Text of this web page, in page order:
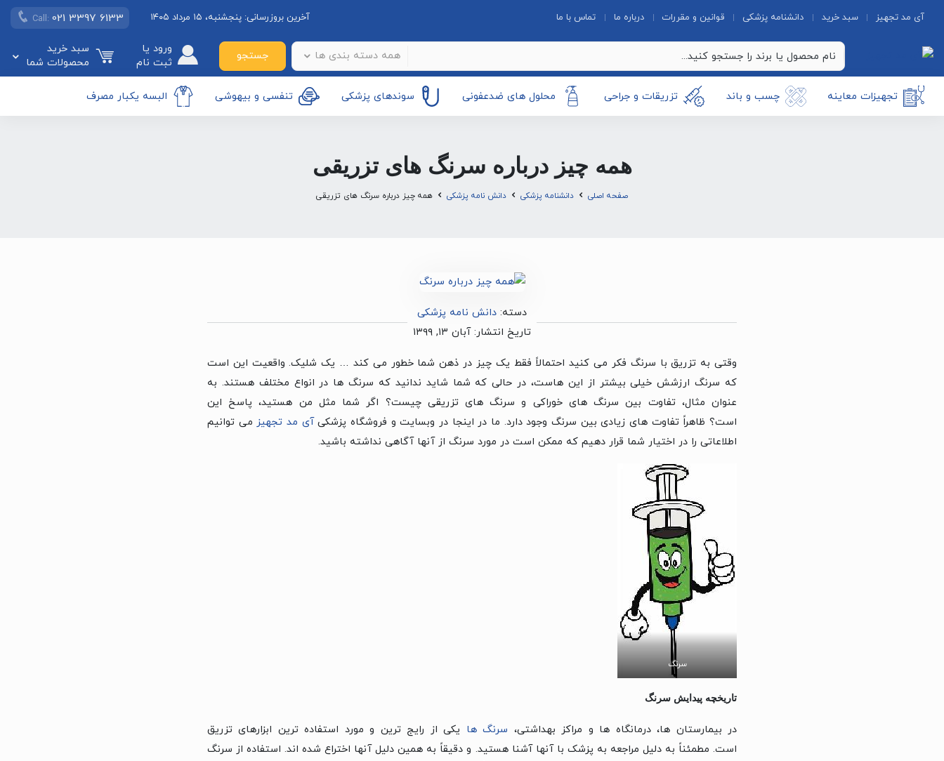
آی مد تجهیز سبد خرید دانشنامه پزشکی قوانین و مقررات درباره ما تماس با ما آخرین بروزرسانی: پنجشنبه، ۱۵ مرداد ۱۴۰۵ Call: 021 3397 6133
همه دسته بندی ها جستجو
ورود یا
ثبت نام
سبد خرید
محصولات شما
تجهیزات معاینه چسب و باند تزریقات و جراحی محلول های ضدعفونی سوندهای پزشکی تنفسی و بیهوشی البسه یکبار مصرف
همه چیز درباره سرنگ های تزریقی
صفحه اصلی دانشنامه پزشکی دانش نامه پزشکی همه چیز درباره سرنگ های تزریقی
دسته: دانش نامه پزشکی
تاریخ انتشار: آبان ۱۳, ۱۳۹۹
وقتی به تزریق با سرنگ فکر می کنید احتمالاً فقط یک چیز در ذهن شما خطور می کند … یک شلیک. واقعیت این است
که سرنگ ارزشش خیلی بیشتر از این هاست، در حالی که شما شاید ندانید که سرنگ ها در انواع مختلف هستند. به
عنوان مثال، تفاوت بین سرنگ های خوراکی و سرنگ های تزریقی چیست؟ اگر شما مثل من هستید، پاسخ این
است؟ ظاهراً تفاوت های زیادی بین سرنگ وجود دارد. ما در اینجا در وبسایت و فروشگاه پزشکیآی مد تجهیز می توانیم
اطلاعاتی را در اختیار شما قرار دهیم که ممکن است در مورد سرنگ از آنها آگاهی نداشته باشید.
سرنگ
تاریخچه پیدایش سرنگ
در بیمارستان ها، درمانگاه ها و مراکز بهداشتی، سرنگ ها یکی از رایج ترین و مورد استفاده ترین ابزارهای تزریق
است. مطمئناً به دلیل مراجعه به پزشک با آنها آشنا هستید. و دقیقاً به همین دلیل آنها اختراع شده اند. استفاده از سرنگ